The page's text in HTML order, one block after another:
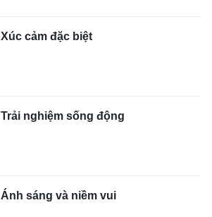
Xúc cảm đặc biệt
Trải nghiệm sống động
Ánh sáng và niềm vui